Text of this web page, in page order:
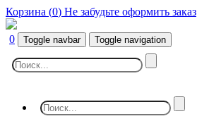
Корзина (0) Не забудьте оформить заказ
0 Toggle navbar Toggle navigation